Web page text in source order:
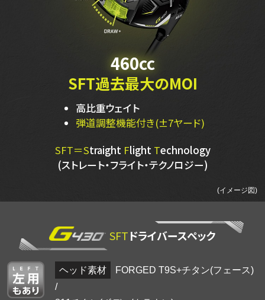
460cc
SFT過去最大のMOI
高比重ウェイト
弾道調整機能付き(±7ヤード)
SFT＝Straight Flight Technology
(ストレート・フライト・テクノロジー)
(イメージ図)
SFTドライバースペック
ヘッド素材
FORGED T9S+チタン(フェース)
/